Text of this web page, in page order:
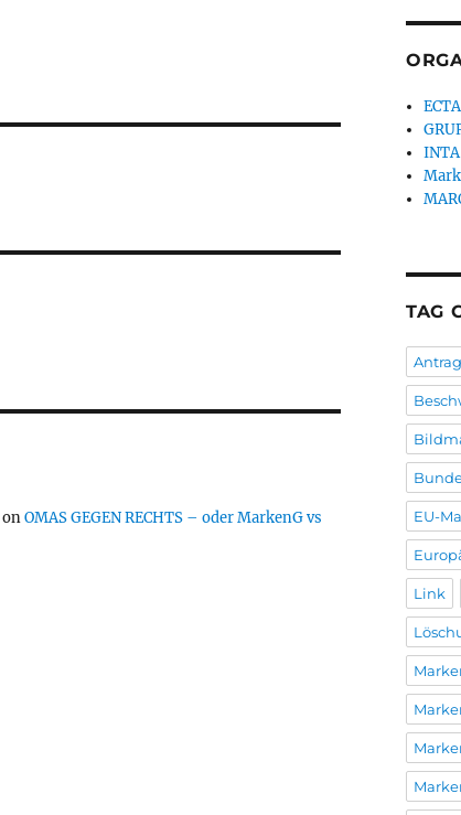
onOMAS GEGEN RECHTS – oder MarkenG vs
ECTA
INTA
TAG
EU-
Link